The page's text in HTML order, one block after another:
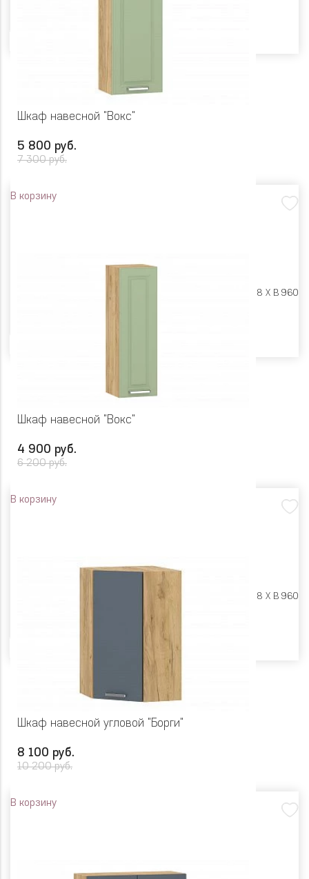
Шкаф навесной "Вокс"
5 800 руб.
7 300 руб.
В корзину
Ш 400 X Г 318 X В 960
Шкаф навесной "Вокс"
4 900 руб.
6 200 руб.
В корзину
Ш 300 X Г 318 X В 960
Шкаф навесной угловой "Борги"
8 100 руб.
10 200 руб.
В корзину